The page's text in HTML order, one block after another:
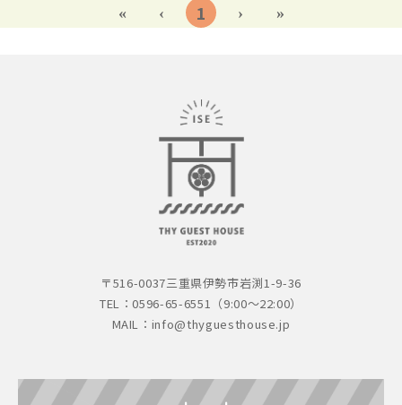
1
〒516-0037三重県伊勢市岩渕1-9-36
TEL：0596-65-6551（9:00～22:00）
MAIL： info@thyguesthouse.jp